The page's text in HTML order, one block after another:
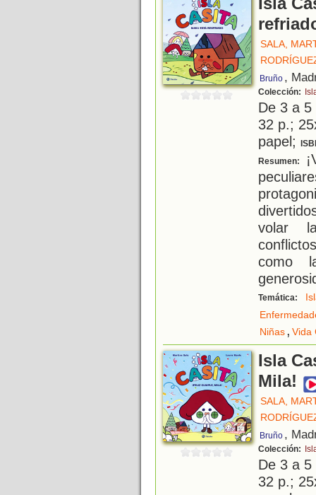
Isla
SALA,
Bruño ,
Colección:
De 3 a
32 p.;
papel;
Resumen:
volar
como
Temática:
Niñas, Vida
Isla
Mila!
SALA,
Bruño ,
Colección:
De 3 a
32 p.;